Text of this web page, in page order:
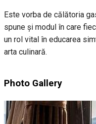
Este vorba de călătoria
spune și modul în care
un rol vital în educarea
arta culinară.
Photo Gallery